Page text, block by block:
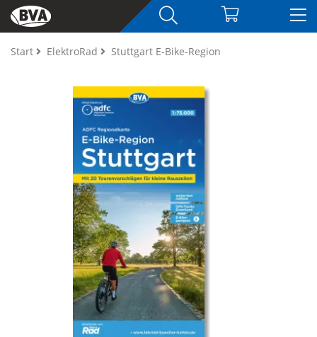
Start ElektroRad Stuttgart E-Bike-Region